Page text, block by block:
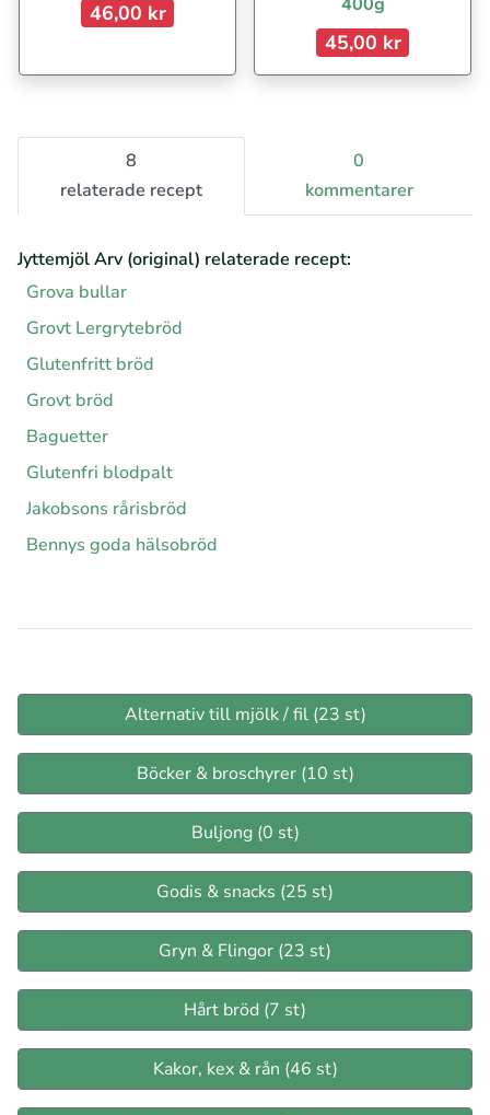
46,00 kr
400g
45,00 kr
8
relaterade recept
0
kommentarer
Jyttemjöl Arv (original) relaterade recept:
Grova bullar
Grovt Lergrytebröd
Glutenfritt bröd
Grovt bröd
Baguetter
Glutenfri blodpalt
Jakobsons rårisbröd
Bennys goda hälsobröd
Alternativ till mjölk / fil (23 st)
Böcker & broschyrer (10 st)
Buljong (0 st)
Godis & snacks (25 st)
Gryn & Flingor (23 st)
Hårt bröd (7 st)
Kakor, kex & rån (46 st)